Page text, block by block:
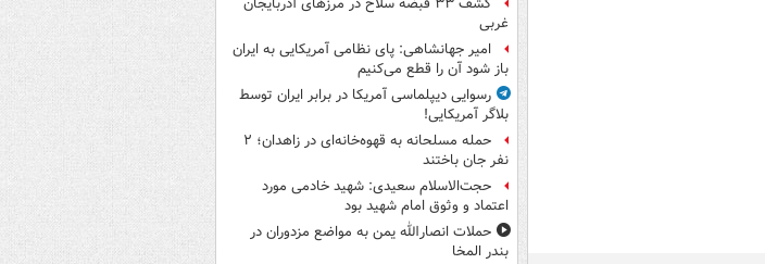
کشف ۳۳ قبضه سلاح در مرزهای آذربایجان
غربی
امیر جهانشاهی: پای نظامی آمریکایی به ایران
باز شود آن را قطع می‌کنیم
رسوایی دیپلماسی آمریکا در برابر ایران توسط
بلاگر آمریکایی!
حمله مسلحانه به قهوه‌خانه‌ای در زاهدان؛ ۲
نفر جان باختند
حجت‌الاسلام سعیدی: شهید خادمی مورد
اعتماد و وثوق امام شهید بود
حملات انصارالله یمن به مواضع مزدوران در
بندر المخا